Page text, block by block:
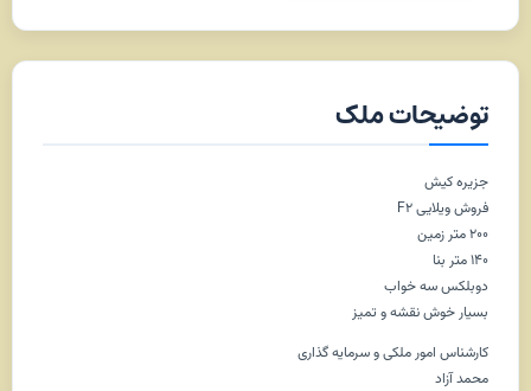
توضیحات ملک
جزیره کیش
فروش ویلایی F2
۲۰۰ متر زمین
۱۴۰ متر بنا
دوبلکس سه خواب
بسیار خوش نقشه و تمیز
کارشناس امور ملکی و سرمایه گذاری
محمد آزاد